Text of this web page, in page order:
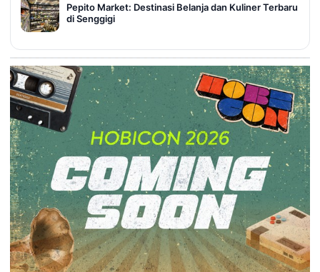
Pepito Market: Destinasi Belanja dan Kuliner Terbaru
di Senggigi